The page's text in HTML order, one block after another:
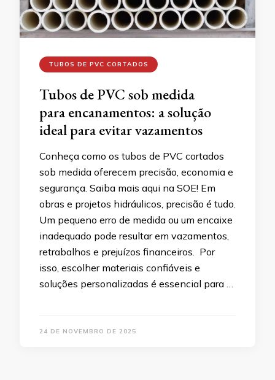
TUBOS DE PVC CORTADOS
Tubos de PVC sob medida
para encanamentos: a solução
ideal para evitar vazamentos
Conheça como os tubos de PVC cortados
sob medida oferecem precisão, economia e
segurança. Saiba mais aqui na SOE! Em
obras e projetos hidráulicos, precisão é tudo.
Um pequeno erro de medida ou um encaixe
inadequado pode resultar em vazamentos,
retrabalhos e prejuízos financeiros. Por
isso, escolher materiais confiáveis e
soluções personalizadas é essencial para …
24 DE NOVEMBRO DE 2025